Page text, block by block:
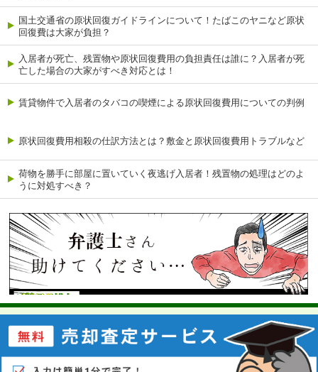
国土交通省の原状回復ガイドラインについて！たばこのヤニなど原状
回復費は大家が負担？
入居者が死亡、残置物や原状回復費用の負担責任は誰に？入居者が死
亡した場合の大家がすべき対応とは！
賃貸物件で入居者のタバコの喫煙による原状回復費用についての判例
原状回復費用相殺の仕訳方法とは？敷金と原状回復費用トラブルなど
荷物を勝手に部屋に置いていく夜逃げ入居者！残置物の処理はどのよ
うに対処すべき？